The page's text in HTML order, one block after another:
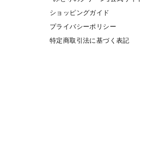
ショッピングガイド
プライバシーポリシー
特定商取引法に基づく表記